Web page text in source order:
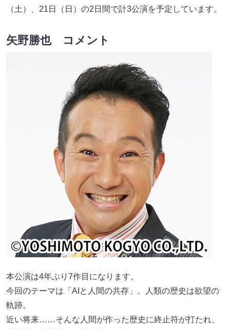
（土）、21日（日）の2日間で計3公演を予定しています。
矢野勝也 コメント
本公演は4年ぶり7作目になります。
今回のテーマは「AIと人間の共存」。人類の歴史は欲望の
軌跡。
近い将来……そんな人間が作った歴史に終止符が打たれ、